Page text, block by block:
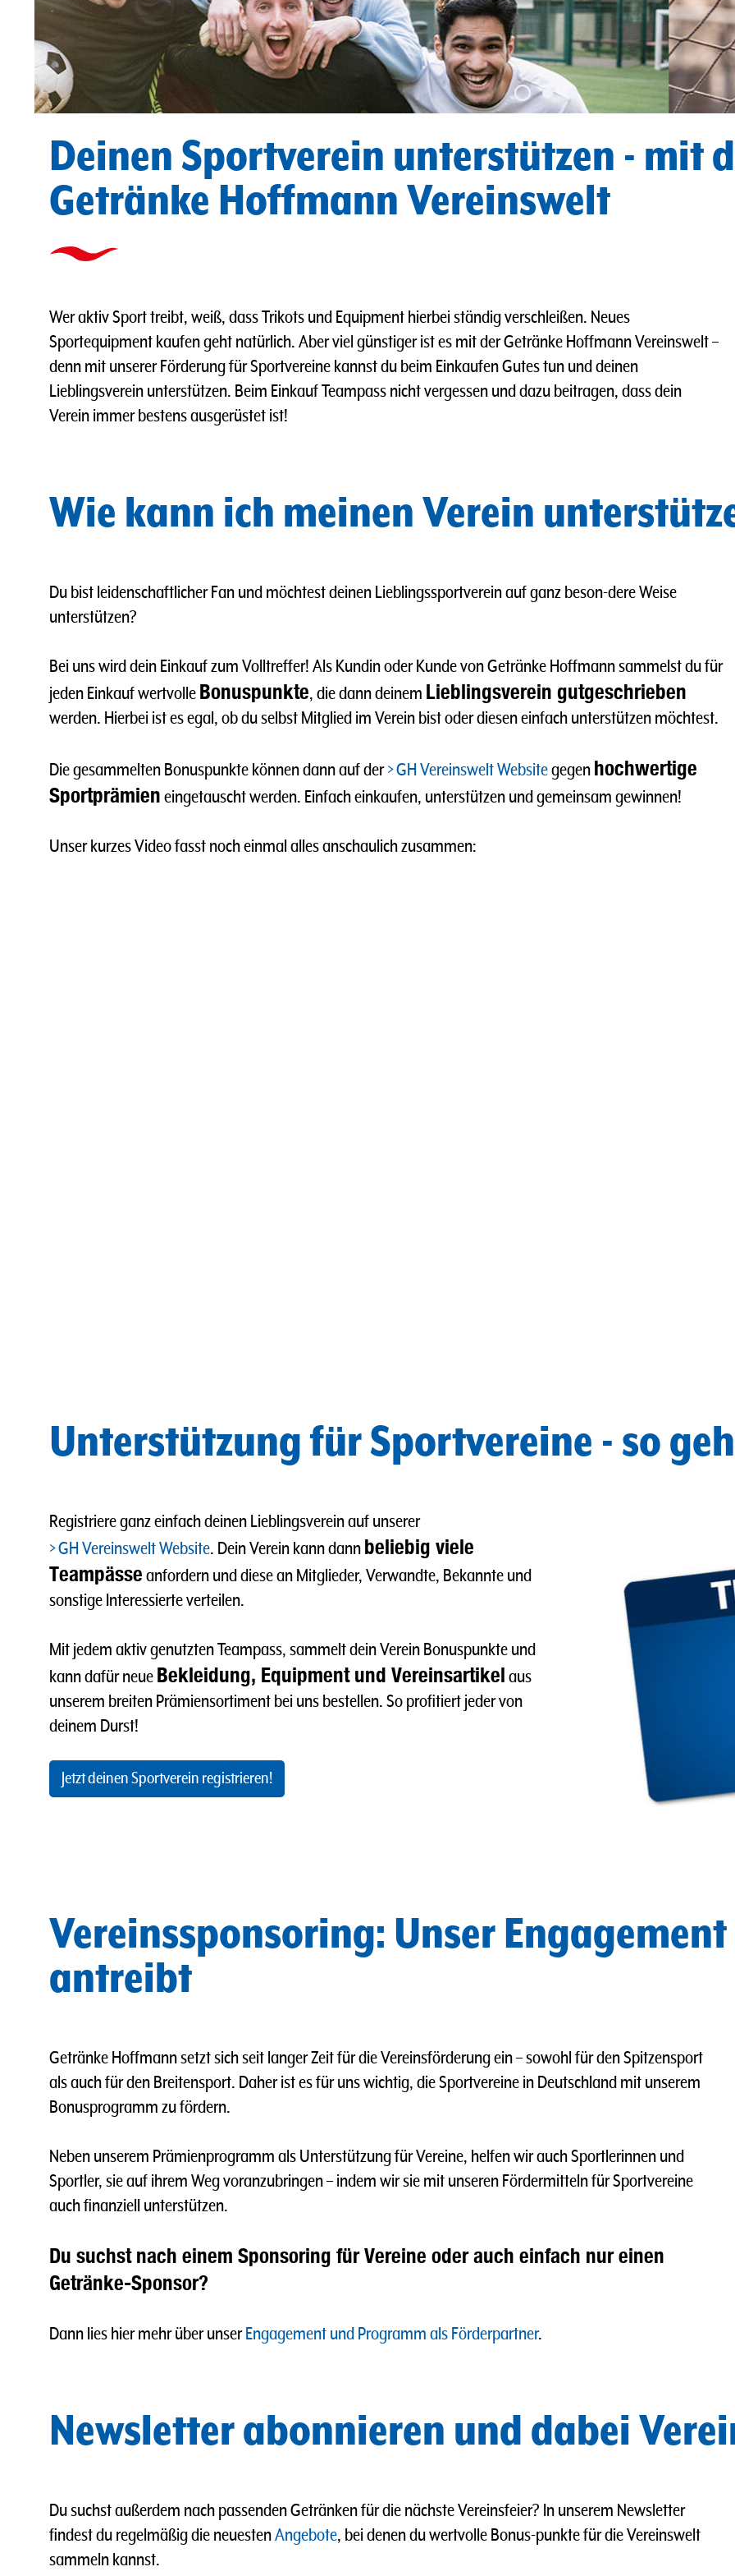
Deinen Sportverein unterstützen - mit
Getränke Hoffmann Vereinswelt
Wer aktiv Sport treibt, weiß, dass Trikots und Equipment hierbei ständig verschleißen. Neues
Sportequipment kaufen geht natürlich. Aber viel günstiger ist es mit der Getränke Hoffmann Vereinswelt –
denn mit unserer Förderung für Sportvereine kannst du beim Einkaufen Gutes tun und deinen
Lieblingsverein unterstützen. Beim Einkauf Teampass nicht vergessen und dazu beitragen, dass dein
Verein immer bestens ausgerüstet ist!
Wie kann ich meinen Verein
Du bist leidenschaftlicher Fan und möchtest deinen Lieblingssportverein auf ganz beson-dere Weise
unterstützen?
Bei uns wird dein Einkauf zum Volltreffer! Als Kundin oder Kunde von Getränke Hoffmann sammelst du für
jeden Einkauf wertvolle Bonuspunkte, die dann deinem Lieblingsverein gutgeschrieben
werden. Hierbei ist es egal, ob du selbst Mitglied im Verein bist oder diesen einfach unterstützen möchtest.
Die gesammelten Bonuspunkte können dann auf der GH Vereinswelt Websitegegen hochwertige
Sportprämien eingetauscht werden. Einfach einkaufen, unterstützen und gemeinsam gewinnen!
Unser kurzes Video fasst noch einmal alles anschaulich zusammen:
Unterstützung für Sportvereine - so
Registriere ganz einfach deinen Lieblingsverein auf unserer
GH Vereinswelt Website. Dein Verein kann dann beliebig viele
Teampässe anfordern und diese an Mitglieder, Verwandte, Bekannte und
sonstige Interessierte verteilen.
Mit jedem aktiv genutzten Teampass, sammelt dein Verein Bonuspunkte und
kann dafür neue Bekleidung, Equipment und Vereinsartikel aus
unserem breiten Prämiensortiment bei uns bestellen. So profitiert jeder von
deinem Durst!
Jetzt deinen Sportverein registrieren!
Vereinssponsoring: Unser
antreibt
Getränke Hoffmann setzt sich seit langer Zeit für die Vereinsförderung ein – sowohl für den Spitzensport
als auch für den Breitensport. Daher ist es für uns wichtig, die Sportvereine in Deutschland mit unserem
Bonusprogramm zu fördern.
Neben unserem Prämienprogramm als Unterstützung für Vereine, helfen wir auch Sportlerinnen und
Sportler, sie auf ihrem Weg voranzubringen – indem wir sie mit unseren Fördermitteln für Sportvereine
auch finanziell unterstützen.
Du suchst nach einem Sponsoring für Vereine oder auch einfach nur einen
Getränke-Sponsor?
Dann lies hier mehr über unserEngagement und Programm als Förderpartner.
Newsletter abonnieren und dabei
Du suchst außerdem nach passenden Getränken für die nächste Vereinsfeier? In unserem Newsletter
findest du regelmäßig die neuestenAngebote, bei denen du wertvolle Bonus-punkte für die Vereinswelt
sammeln kannst.